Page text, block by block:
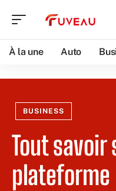
À la une Auto
BUSINESS
Tout savoir
plateforme